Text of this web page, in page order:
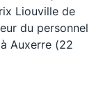
Liouville de
du personnel
Auxerre (22